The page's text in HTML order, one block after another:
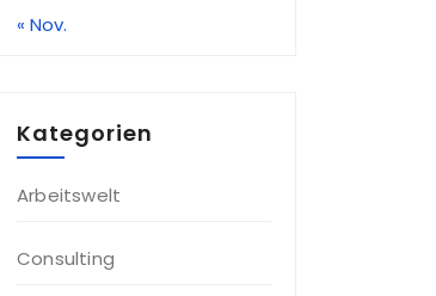
« Nov.
Kategorien
Arbeitswelt
Consulting